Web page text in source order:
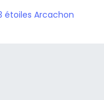
étoiles Arcachon